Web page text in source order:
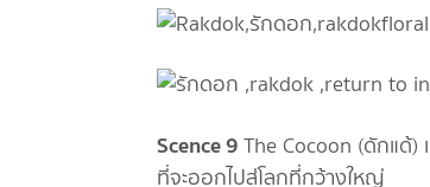
Scence 9The Cocoon (ดักแด้)
ที่จะออกไปสู่โลกที่กว้างใหญ่